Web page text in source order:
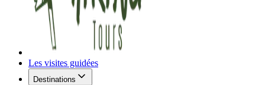
Les visites guidées
Destinations